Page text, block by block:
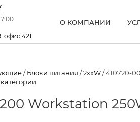
офис 421
О КОМПАНИИ
/Блоки питания /2xxW/ 410720-
Workstation